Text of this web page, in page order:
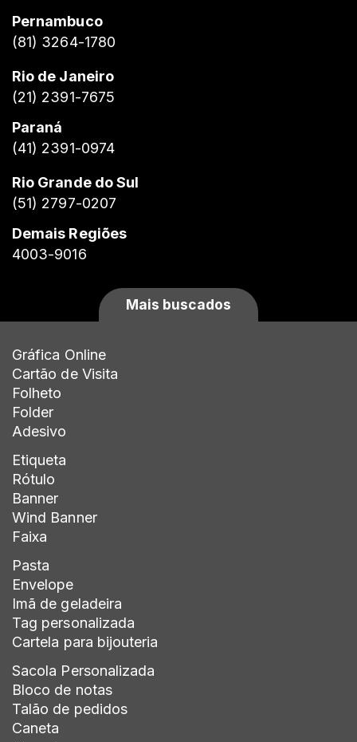
Pernambuco
(81) 3264-1780
Rio de Janeiro
(21) 2391-7675
Paraná
(41) 2391-0974
Rio Grande do Sul
(51) 2797-0207
Demais Regiões
4003-9016
Mais buscados
Gráfica Online
Cartão de Visita
Folheto
Folder
Adesivo
Etiqueta
Rótulo
Banner
Wind Banner
Faixa
Pasta
Envelope
Imã de geladeira
Tag personalizada
Cartela para bijouteria
Sacola Personalizada
Bloco de notas
Talão de pedidos
Caneta